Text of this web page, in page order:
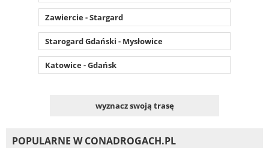
Zawiercie - Stargard
Starogard Gdański - Mysłowice
Katowice - Gdańsk
wyznacz swoją trasę
POPULARNE W CONADROGACH.PL